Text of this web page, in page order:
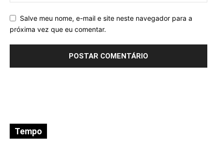
Salve meu nome, e-mail e site neste navegador para a
próxima vez que eu comentar.
Tempo